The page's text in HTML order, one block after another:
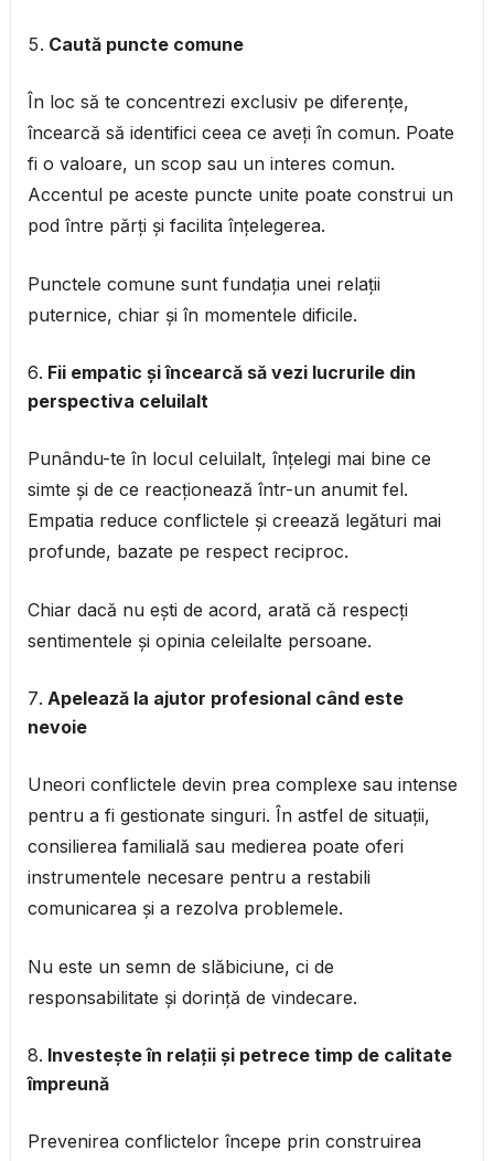
Caută puncte comune
În loc să te concentrezi exclusiv pe diferențe,
încearcă să identifici ceea ce aveți în comun. Poate
fi o valoare, un scop sau un interes comun.
Accentul pe aceste puncte unite poate construi un
pod între părți și facilita înțelegerea.
Punctele comune sunt fundația unei relații
puternice, chiar și în momentele dificile.
Fii empatic și încearcă să vezi lucrurile din
perspectiva celuilalt
Punându-te în locul celuilalt, înțelegi mai bine ce
simte și de ce reacționează într-un anumit fel.
Empatia reduce conflictele și creează legături mai
profunde, bazate pe respect reciproc.
Chiar dacă nu ești de acord, arată că respecți
sentimentele și opinia celeilalte persoane.
Apelează la ajutor profesional când este
nevoie
Uneori conflictele devin prea complexe sau intense
pentru a fi gestionate singuri. În astfel de situații,
consilierea familială sau medierea poate oferi
instrumentele necesare pentru a restabili
comunicarea și a rezolva problemele.
Nu este un semn de slăbiciune, ci de
responsabilitate și dorință de vindecare.
Investește în relații și petrece timp de calitate
împreună
Prevenirea conflictelor începe prin construirea